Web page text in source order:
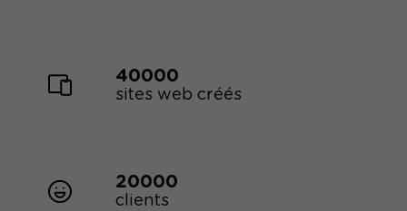
40000
sites web créés
20000
clients